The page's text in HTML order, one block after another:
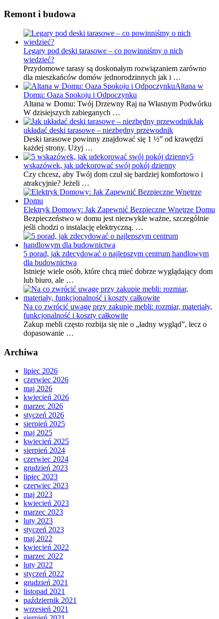
Remont i budowa
Legary pod deski tarasowe – co powinniśmy o nich
wiedzieć?
Przydomowe tarasy są doskonałym rozwiązaniem zarówno
dla mieszkańców domów jednorodzinnych jak i …
Altana w
Domu: Oaza Spokoju i Odpoczynku
Altana w Domu: Twój Drzewny Raj na Własnym Podwórku
W dzisiejszych zabieganych …
Jak
układać deski tarasowe – niezbędny przewodnik
Deski tarasowe powinny znajdować się 1 ½” od krawędzi
każdej strony. Użyj …
5
wskazówek, jak udekorować swój pokój dzienny
Czy chcesz, aby Twój dom czuł się bardziej komfortowo i
atrakcyjnie? Jeżeli …
Elektryk Domowy: Jak Zapewnić Bezpieczne Wnętrze Domu
Bezpieczeństwo w domu jest niezwykle ważne, szczególnie
jeśli chodzi o instalację elektryczną. …
5 porad, jak zdecydować o najlepszym centrum handlowym
dla budownictwa
Istnieje wiele osób, które chcą mieć dobrze wyglądający dom
lub biuro, ale …
Na co zwrócić uwagę przy zakupie mebli: rozmiar, materiały,
funkcjonalność i koszty całkowite
Zakup mebli często rozbija się nie o „ładny wygląd”, lecz o
dopasowanie …
Archiwa
lipiec 2026
czerwiec 2026
maj 2026
kwiecień 2026
marzec 2026
styczeń 2026
sierpień 2025
maj 2025
kwiecień 2025
sierpień 2024
czerwiec 2024
grudzień 2023
lipiec 2023
czerwiec 2023
maj 2023
kwiecień 2023
marzec 2023
luty 2023
styczeń 2023
maj 2022
kwiecień 2022
marzec 2022
luty 2022
styczeń 2022
grudzień 2021
listopad 2021
październik 2021
wrzesień 2021